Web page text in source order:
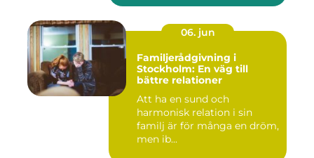
06. jun
Familjerådgivning i
Stockholm: En väg till
bättre relationer
Att ha en sund och
harmonisk relation i sin
familj är för många en dröm,
men ib...